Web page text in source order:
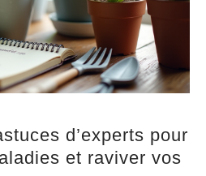
d’experts pour
et raviver vos